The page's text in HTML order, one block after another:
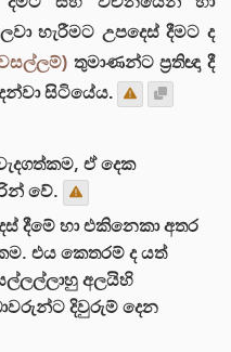
හැරීමට උපදෙස් දීමට ද
තුමාණන්ට ප්‍රතිඥා දී
සිටියේය.
ඒ දෙක
වේ.
දීමේ හා එකිනෙකා අතර
එය කෙතරම් ද යත්
අලයිහි
දිවුරුම් දෙන